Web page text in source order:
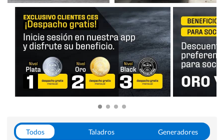
Todos Taladros
Generadores